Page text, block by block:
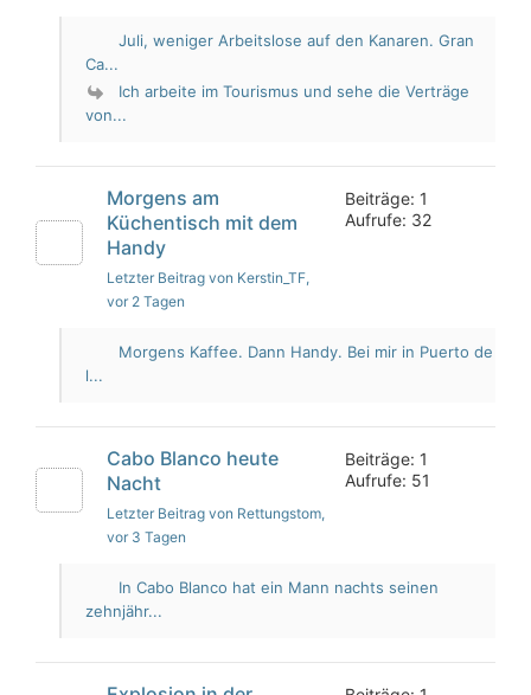
Juli, weniger Arbeitslose auf den Kanaren. Gran
Ca...
Ich arbeite im Tourismus und sehe die Verträge
von...
Morgens am
Küchentisch mit dem
Handy
Letzter Beitrag von Kerstin_TF,
vor 2 Tagen
Beiträge: 1
Aufrufe: 32
Morgens Kaffee. Dann Handy. Bei mir in Puerto de
l...
Cabo Blanco heute
Nacht
Letzter Beitrag von Rettungstom,
vor 3 Tagen
Beiträge: 1
Aufrufe: 51
In Cabo Blanco hat ein Mann nachts seinen
zehnjähr...